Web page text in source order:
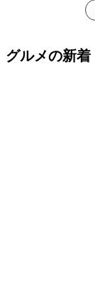
グルメの新着